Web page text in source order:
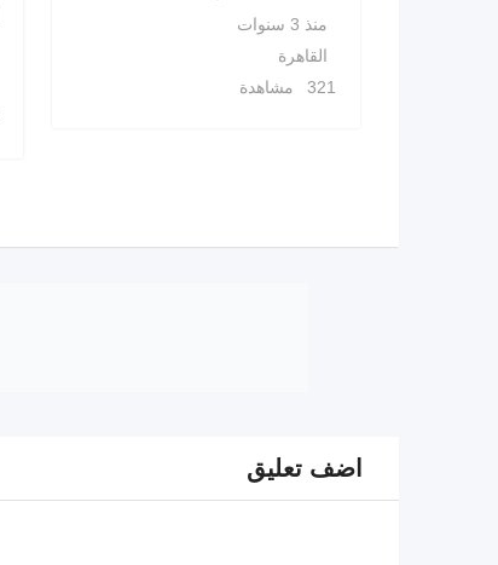
منذ 3 سنوات
القاهرة
321 مشاهدة
اضف تعليق